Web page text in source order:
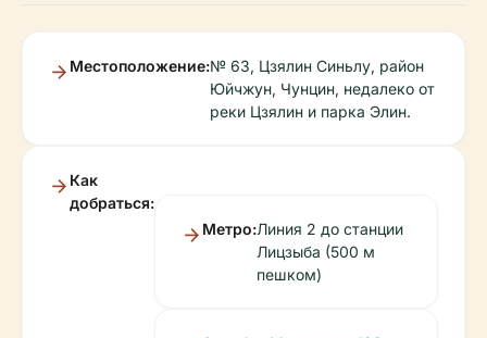
Местоположение:№ 63, Цзялин Синьлу, район
Юйчжун, Чунцин, недалеко от
реки Цзялин и парка Элин.
Как
добраться:
Метро:Линия 2 до станции
Лицзыба (500 м
пешком)